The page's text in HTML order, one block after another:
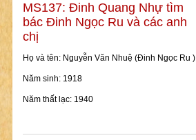
MS137: Đinh Quang Nhự tìm
bác Đinh Ngọc Ru và các anh
chị
Họ và tên: Nguyễn Văn Nhuệ (Đinh Ngọc Ru )
Năm sinh: 1918
Năm thất lạc: 1940